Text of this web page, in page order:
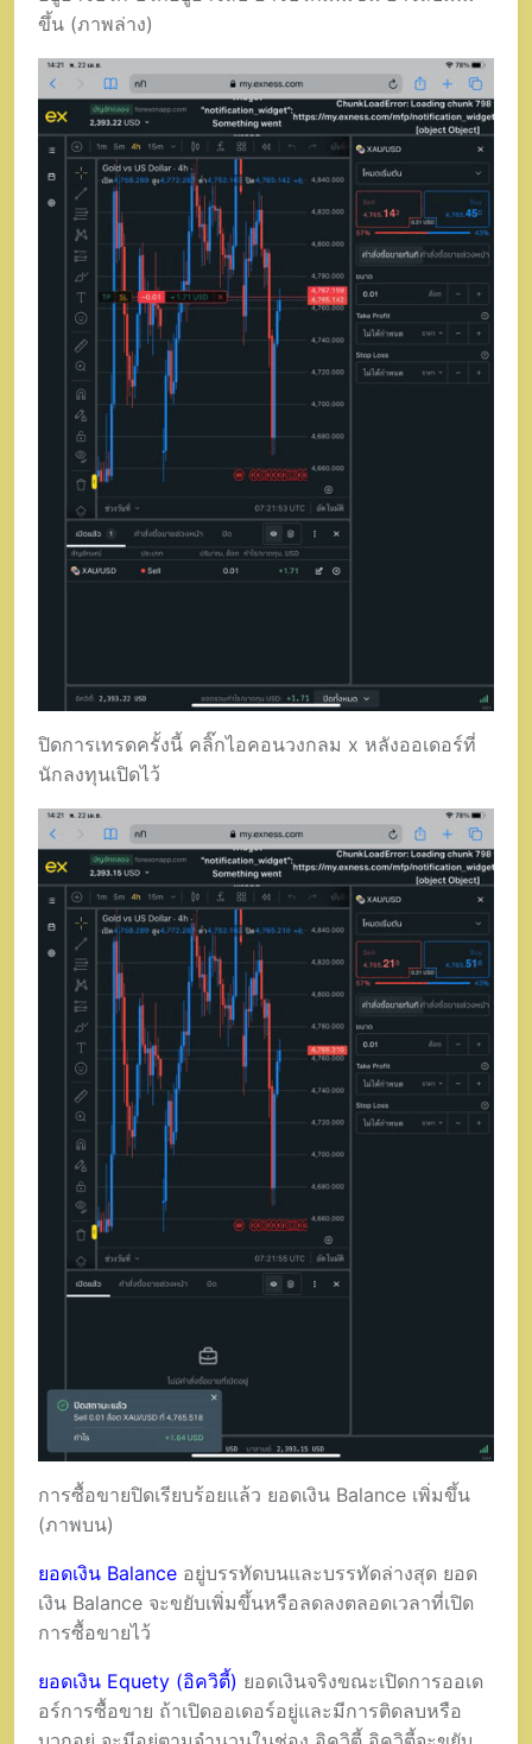
ขึ้น (ภาพล่าง)
ปิดการเทรดครั้งนี้ คลิ๊กไอคอนวงกลม x หลังออเดอร์ที่
นักลงทุนเปิดไว้
การซื้อขายปิดเรียบร้อยแล้ว ยอดเงิน Balance เพิ่มขึ้น
(ภาพบน)
ยอดเงิน Balance อยู่บรรทัดบนและบรรทัดล่างสุด ยอด
เงิน Balance จะขยับเพิ่มขึ้นหรือลดลงตลอดเวลาที่เปิด
การซื้อขายไว้
ยอดเงิน Equety (อิควิตี้) ยอดเงินจริงขณะเปิดการออเด
อร์การซื้อขาย ถ้าเปิดออเดอร์อยู่และมีการติดลบหรือ